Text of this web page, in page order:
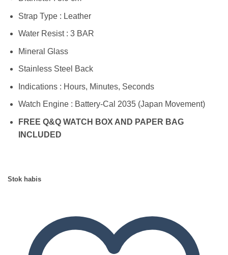
Strap Type : Leather
Water Resist : 3 BAR
Mineral Glass
Stainless Steel Back
Indications : Hours, Minutes, Seconds
Watch Engine : Battery-Cal 2035 (Japan Movement)
FREE Q&Q WATCH BOX AND PAPER BAG
INCLUDED
Stok habis